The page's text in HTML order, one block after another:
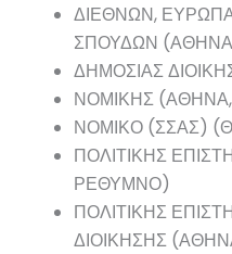
ΔΙΕΘΝΩΝ,
ΣΠΟΥΔΩΝ
ΔΗΜΟΣΙΑΣ
ΝΟΜΙΚΗΣ
ΝΟΜΙΚΟ (ΣΣΑΣ)
ΠΟΛΙΤΙΚΗΣ
ΡΕΘΥΜΝΟ)
ΠΟΛΙΤΙΚΗΣ
ΔΙΟΙΚΗΣΗΣ